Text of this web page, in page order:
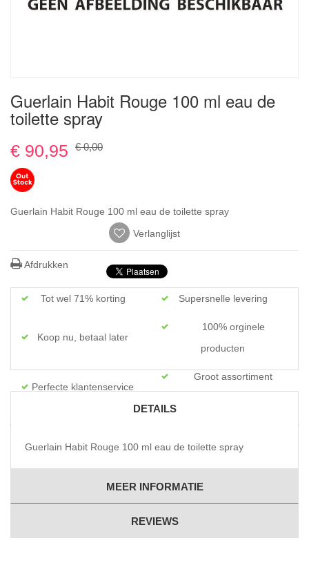
naar
het
begin
de
afbeeldingen-
gallerij
Guerlain Habit Rouge 100 ml eau de
toilette spray
€ 90,95 € 0,00
Guerlain Habit Rouge 100 ml eau de toilette spray
Verlanglijst
Afdrukken
Tot wel 71% korting Supersnelle levering
Koop nu, betaal later
100% orginele
producten
Perfecte klantenservice
Groot assortiment
DETAILS
Guerlain Habit Rouge 100 ml eau de toilette spray
MEER INFORMATIE
REVIEWS